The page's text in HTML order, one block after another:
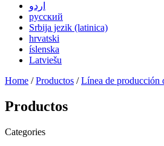
اردو
русский
Srbija jezik (latinica)
hrvatski
íslenska
Latviešu
Home /Productos /Línea de producción
Productos
Categories